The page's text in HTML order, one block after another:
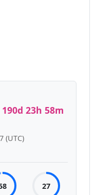
190d 23h 58m
(UTC)
27